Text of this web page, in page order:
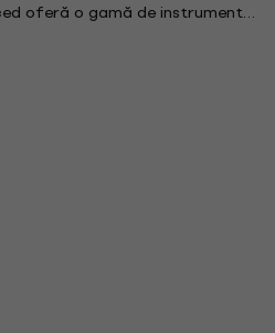
oferă o gamă de instrumente
curăța și îmbunătăți
și eficiență. . Asistență...